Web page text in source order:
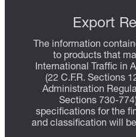
Export
The information
to products that
International Traffic in
(22 C.F.R. Sections
Administration
Sections 730-
specifications for the
and classification will